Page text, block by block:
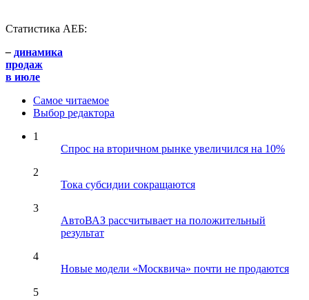
Статистика АЕБ:
– динамика
продаж
в июле
Самое читаемое
Выбор редактора
1
Спрос на вторичном рынке увеличился на 10%
2
Тока субсидии сокращаются
3
АвтоВАЗ рассчитывает на положительный
результат
4
Новые модели «Москвича» почти не продаются
5